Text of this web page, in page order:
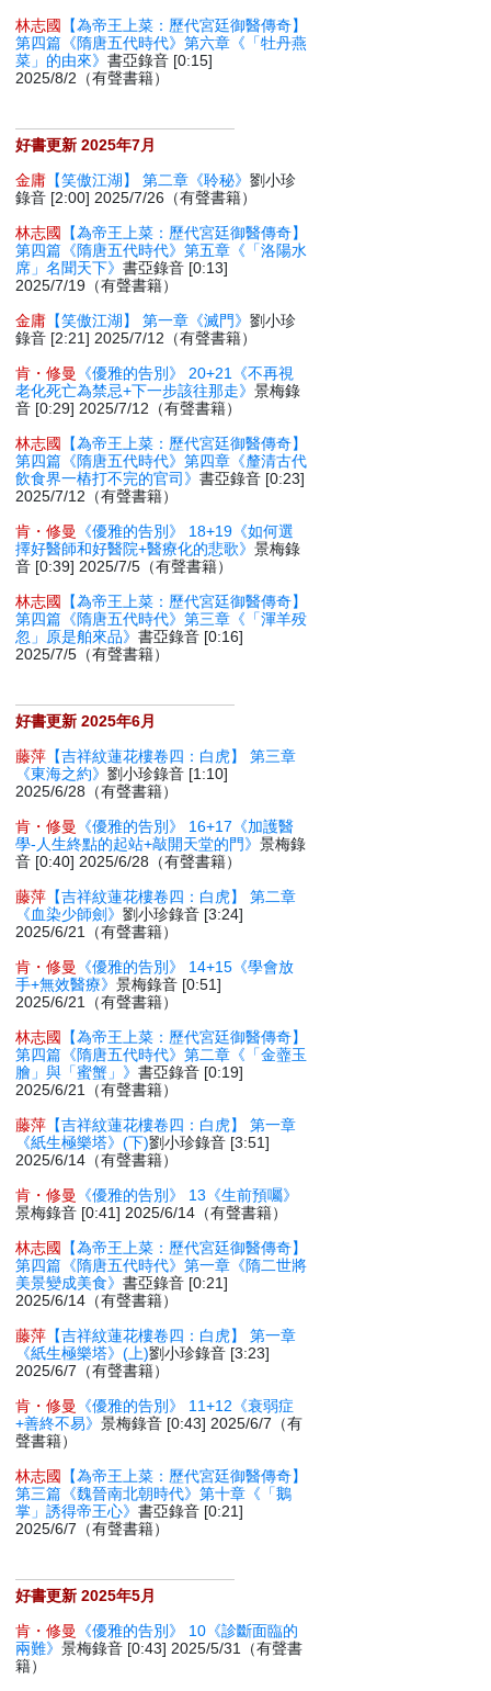
林志國
【為帝王上菜：歷代宮廷御醫傳奇】
第四篇《隋唐五代時代》第六章《「牡丹燕
菜」的由來》書亞錄音 [0:15]
2025/8/2（有聲書籍）
好書更新 2025年7月
金庸 【笑傲江湖】 第二章《聆秘》劉小珍
錄音 [2:00] 2025/7/26（有聲書籍）
林志國
【為帝王上菜：歷代宮廷御醫傳奇】
第四篇《隋唐五代時代》第五章《「洛陽水
席」名聞天下》書亞錄音 [0:13]
2025/7/19（有聲書籍）
金庸 【笑傲江湖】 第一章《滅門》劉小珍
錄音 [2:21] 2025/7/12（有聲書籍）
肯・修曼
《優雅的告別》 20+21《不再視
老化死亡為禁忌+下一步該往那走》景梅錄
音 [0:29] 2025/7/12（有聲書籍）
林志國
【為帝王上菜：歷代宮廷御醫傳奇】
第四篇《隋唐五代時代》第四章《釐清古代
飲食界一樁打不完的官司》書亞錄音 [0:23]
2025/7/12（有聲書籍）
肯・修曼
《優雅的告別》 18+19《如何選
擇好醫師和好醫院+醫療化的悲歌》景梅錄
音 [0:39] 2025/7/5（有聲書籍）
林志國
【為帝王上菜：歷代宮廷御醫傳奇】
第四篇《隋唐五代時代》第三章《「渾羊殁
忽」原是舶來品》書亞錄音 [0:16]
2025/7/5（有聲書籍）
好書更新 2025年6月
藤萍 【吉祥紋蓮花樓卷四：白虎】 第三章
《東海之約》劉小珍錄音 [1:10]
2025/6/28（有聲書籍）
肯・修曼
《優雅的告別》 16+17《加護醫
學-人生終點的起站+敲開天堂的門》景梅錄
音 [0:40] 2025/6/28（有聲書籍）
藤萍 【吉祥紋蓮花樓卷四：白虎】 第二章
《血染少師劍》劉小珍錄音 [3:24]
2025/6/21（有聲書籍）
肯・修曼
《優雅的告別》 14+15《學會放
手+無效醫療》景梅錄音 [0:51]
2025/6/21（有聲書籍）
林志國
【為帝王上菜：歷代宮廷御醫傳奇】
第四篇《隋唐五代時代》第二章《「金虀玉
膾」與「蜜蟹」》書亞錄音 [0:19]
2025/6/21（有聲書籍）
藤萍 【吉祥紋蓮花樓卷四：白虎】 第一章
《紙生極樂塔》(下)劉小珍錄音 [3:51]
2025/6/14（有聲書籍）
肯・修曼
《優雅的告別》 13《生前預囑》
景梅錄音 [0:41] 2025/6/14（有聲書籍）
林志國
【為帝王上菜：歷代宮廷御醫傳奇】
第四篇《隋唐五代時代》第一章《隋二世將
美景變成美食》書亞錄音 [0:21]
2025/6/14（有聲書籍）
藤萍 【吉祥紋蓮花樓卷四：白虎】 第一章
《紙生極樂塔》(上)劉小珍錄音 [3:23]
2025/6/7（有聲書籍）
肯・修曼
《優雅的告別》 11+12《衰弱症
+善終不易》景梅錄音 [0:43] 2025/6/7（有
聲書籍）
林志國
【為帝王上菜：歷代宮廷御醫傳奇】
第三篇《魏晉南北朝時代》第十章《「鵝
掌」誘得帝王心》書亞錄音 [0:21]
2025/6/7（有聲書籍）
好書更新 2025年5月
肯・修曼
《優雅的告別》 10《診斷面臨的
兩難》景梅錄音 [0:43] 2025/5/31（有聲書
籍）